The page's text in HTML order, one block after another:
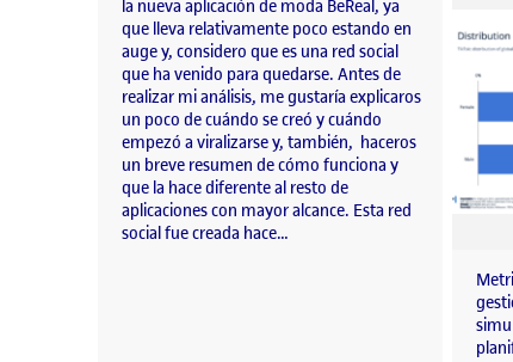
la nueva aplicación de moda BeReal, ya
que lleva relativamente poco estando en
auge y, considero que es una red social
que ha venido para quedarse. Antes de
realizar mi análisis, me gustaría explicaros
un poco de cuándo se creó y cuándo
empezó a viralizarse y, también, haceros
un breve resumen de cómo funciona y
que la hace diferente al resto de
aplicaciones con mayor alcance. Esta red
social fue creada hace…